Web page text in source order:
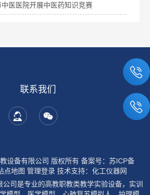
医医院开展中医药知识竞赛
联系我们
设备有限公司 版权所有 备案号：苏ICP备
点地图 管理登录技术支持： 化工仪器网
司是专业的高教职教类教学实验设备，实训